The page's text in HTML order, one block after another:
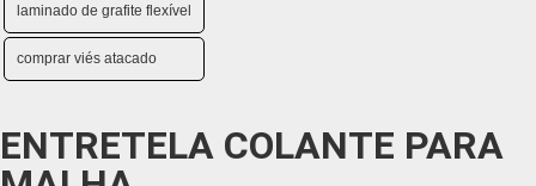
laminado de grafite flexível
comprar viés atacado
ENTRETELA COLANTE PARA